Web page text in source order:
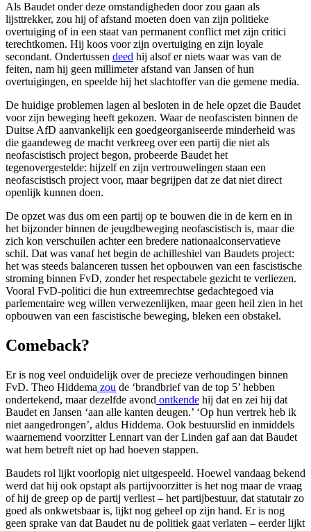
Als Baudet onder deze omstandigheden door zou gaan als
lijsttrekker, zou hij of afstand moeten doen van zijn politieke
overtuiging of in een staat van permanent conflict met zijn critici
terechtkomen. Hij koos voor zijn overtuiging en zijn loyale
secondant. Ondertussen deed hij alsof er niets waar was van de
feiten, nam hij geen millimeter afstand van Jansen of hun
overtuigingen, en speelde hij het slachtoffer van die gemene media.
De huidige problemen lagen al besloten in de hele opzet die Baudet
voor zijn beweging heeft gekozen. Waar de neofascisten binnen de
Duitse AfD aanvankelijk een goedgeorganiseerde minderheid was
die gaandeweg de macht verkreeg over een partij die niet als
neofascistisch project begon, probeerde Baudet het
tegenovergestelde: hijzelf en zijn vertrouwelingen staan een
neofascistisch project voor, maar begrijpen dat ze dat niet direct
openlijk kunnen doen.
De opzet was dus om een partij op te bouwen die in de kern en in
het bijzonder binnen de jeugdbeweging neofascistisch is, maar die
zich kon verschuilen achter een bredere nationaalconservatieve
schil. Dat was vanaf het begin de achilleshiel van Baudets project:
het was steeds balanceren tussen het opbouwen van een fascistische
stroming binnen FvD, zonder het respectabele gezicht te verliezen.
Vooral FvD-politici die hun extreemrechtse gedachtegoed via
parlementaire weg willen verwezenlijken, maar geen heil zien in het
opbouwen van een fascistische beweging, bleken een obstakel.
Comeback?
Er is nog veel onduidelijk over de precieze verhoudingen binnen
FvD. Theo Hiddema zou de ‘brandbrief van de top 5’ hebben
ondertekend, maar dezelfde avond ontkende hij dat en zei hij dat
Baudet en Jansen ‘aan alle kanten deugen.’ ‘Op hun vertrek heb ik
niet aangedrongen’, aldus Hiddema. Ook bestuurslid en inmiddels
waarnemend voorzitter Lennart van der Linden gaf aan dat Baudet
wat hem betreft niet op had hoeven stappen.
Baudets rol lijkt voorlopig niet uitgespeeld. Hoewel vandaag bekend
werd dat hij ook opstapt als partijvoorzitter is het nog maar de vraag
of hij de greep op de partij verliest – het partijbestuur, dat statutair zo
goed als onkwetsbaar is, lijkt nog geheel op zijn hand. Er is nog
geen sprake van dat Baudet nu de politiek gaat verlaten – eerder lijkt